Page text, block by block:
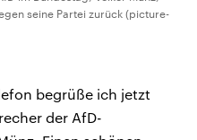
seine Partei zurück (picture-
begrüße ich jetzt
der AfD-